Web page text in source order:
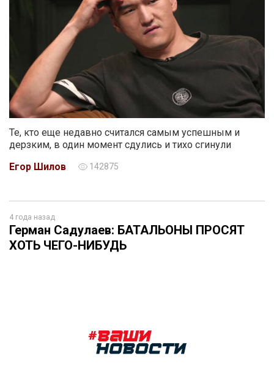
Те, кто еще недавно считался самым успешным и
дерзким, в один момент сдулись и тихо сгинули
Егор Шилов
142875
4 года назад
Герман Садулаев: БАТАЛЬОНЫ ПРОСЯТ
ХОТЬ ЧЕГО-НИБУДЬ